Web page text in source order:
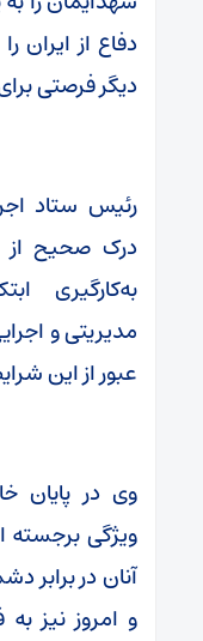
دفاع از ایران
دیگر فرصتی
رئیس ستاد
درک صحیح از
به‌کارگیری
مدیریتی و
عبور از این
وی در پایان
ویژگی برجسته
آنان در برابر
و امروز نیز به